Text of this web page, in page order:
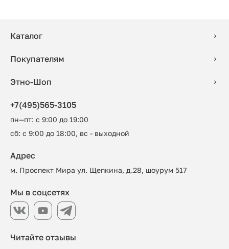
Каталог
Покупателям
Этно-Шоп
+7(495)565-3105
пн—пт: с 9:00 до 19:00
сб: с 9:00 до 18:00, вс - выходной
Читайте отзывы
Адрес
м. Проспект Мира ул. Щепкина, д.28, шоурум 517
Мы в соцсетях